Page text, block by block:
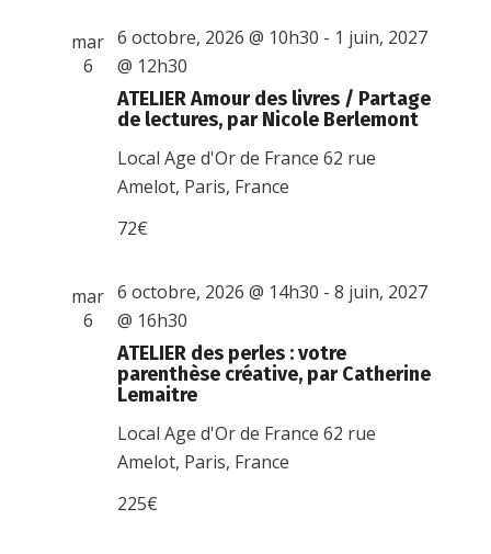
mar
6
ATELIER Amour des livres / Partage
de lectures, par Nicole Berlemont
6 octobre, 2026 @ 10h30 - 1 juin, 2027
@ 12h30
Local Age d'Or de France62 rue
Amelot, Paris, France
72€
mar
6
ATELIER des perles : votre
parenthèse créative, par Catherine
Lemaitre
6 octobre, 2026 @ 14h30 -8 juin, 2027
@ 16h30
Local Age d'Or de France62 rue
Amelot, Paris, France
225€